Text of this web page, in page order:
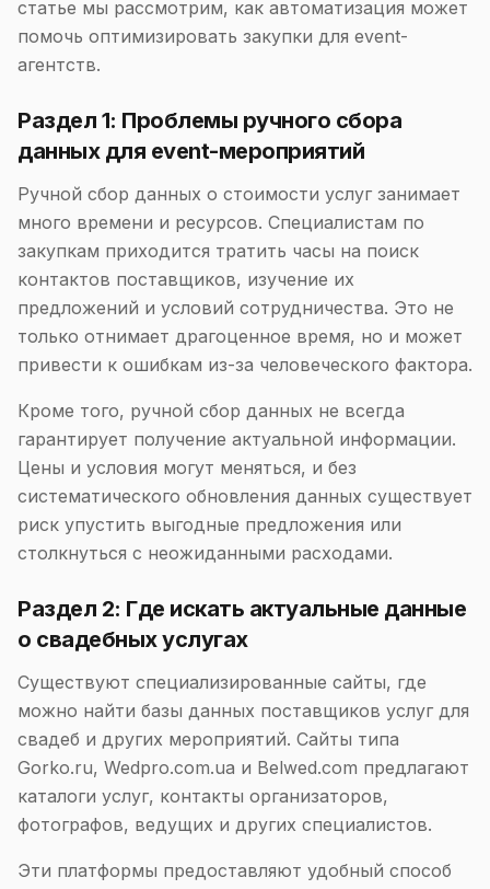
статье мы рассмотрим, как автоматизация может
помочь оптимизировать закупки для event-
агентств.
Раздел 1: Проблемы ручного сбора
данных для event-мероприятий
Ручной сбор данных о стоимости услуг занимает
много времени и ресурсов. Специалистам по
закупкам приходится тратить часы на поиск
контактов поставщиков, изучение их
предложений и условий сотрудничества. Это не
только отнимает драгоценное время, но и может
привести к ошибкам из-за человеческого фактора.
Кроме того, ручной сбор данных не всегда
гарантирует получение актуальной информации.
Цены и условия могут меняться, и без
систематического обновления данных существует
риск упустить выгодные предложения или
столкнуться с неожиданными расходами.
Раздел 2: Где искать актуальные данные
о свадебных услугах
Существуют специализированные сайты, где
можно найти базы данных поставщиков услуг для
свадеб и других мероприятий. Сайты типа
Gorko.ru, Wedpro.com.ua и Belwed.com предлагают
каталоги услуг, контакты организаторов,
фотографов, ведущих и других специалистов.
Эти платформы предоставляют удобный способ